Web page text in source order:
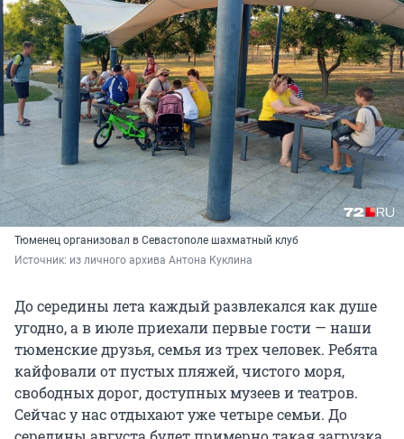
Тюменец организовал в Севастополе шахматный клуб
Источник: из личного архива Антона Куклина
До середины лета каждый развлекался как душе
угодно, а в июле приехали первые гости — наши
тюменские друзья, семья из трех человек. Ребята
кайфовали от пустых пляжей, чистого моря,
свободных дорог, доступных музеев и театров.
Сейчас у нас отдыхают уже четыре семьи. До